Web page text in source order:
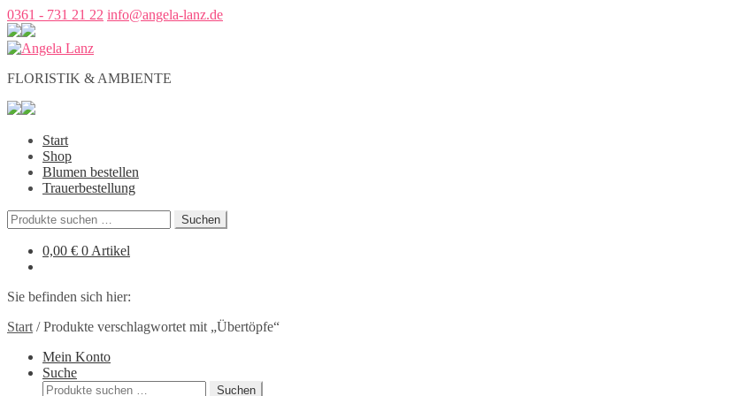
0361 - 731 21 22 info@angela-lanz.de
FLORISTIK & AMBIENTE
Start
Shop
Blumen bestellen
Trauerbestellung
Suchen
nach:
Suchen
0,00 € 0 Artikel
Sie befinden sich hier:
Start /Produkte verschlagwortet mit „Übertöpfe“
Mein Konto
Suche
Suchen
Suchen